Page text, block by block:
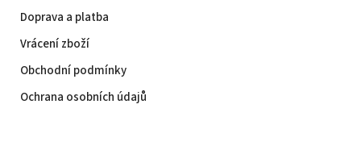
Doprava a platba
Vrácení zboží
Obchodní podmínky
Ochrana osobních údajů